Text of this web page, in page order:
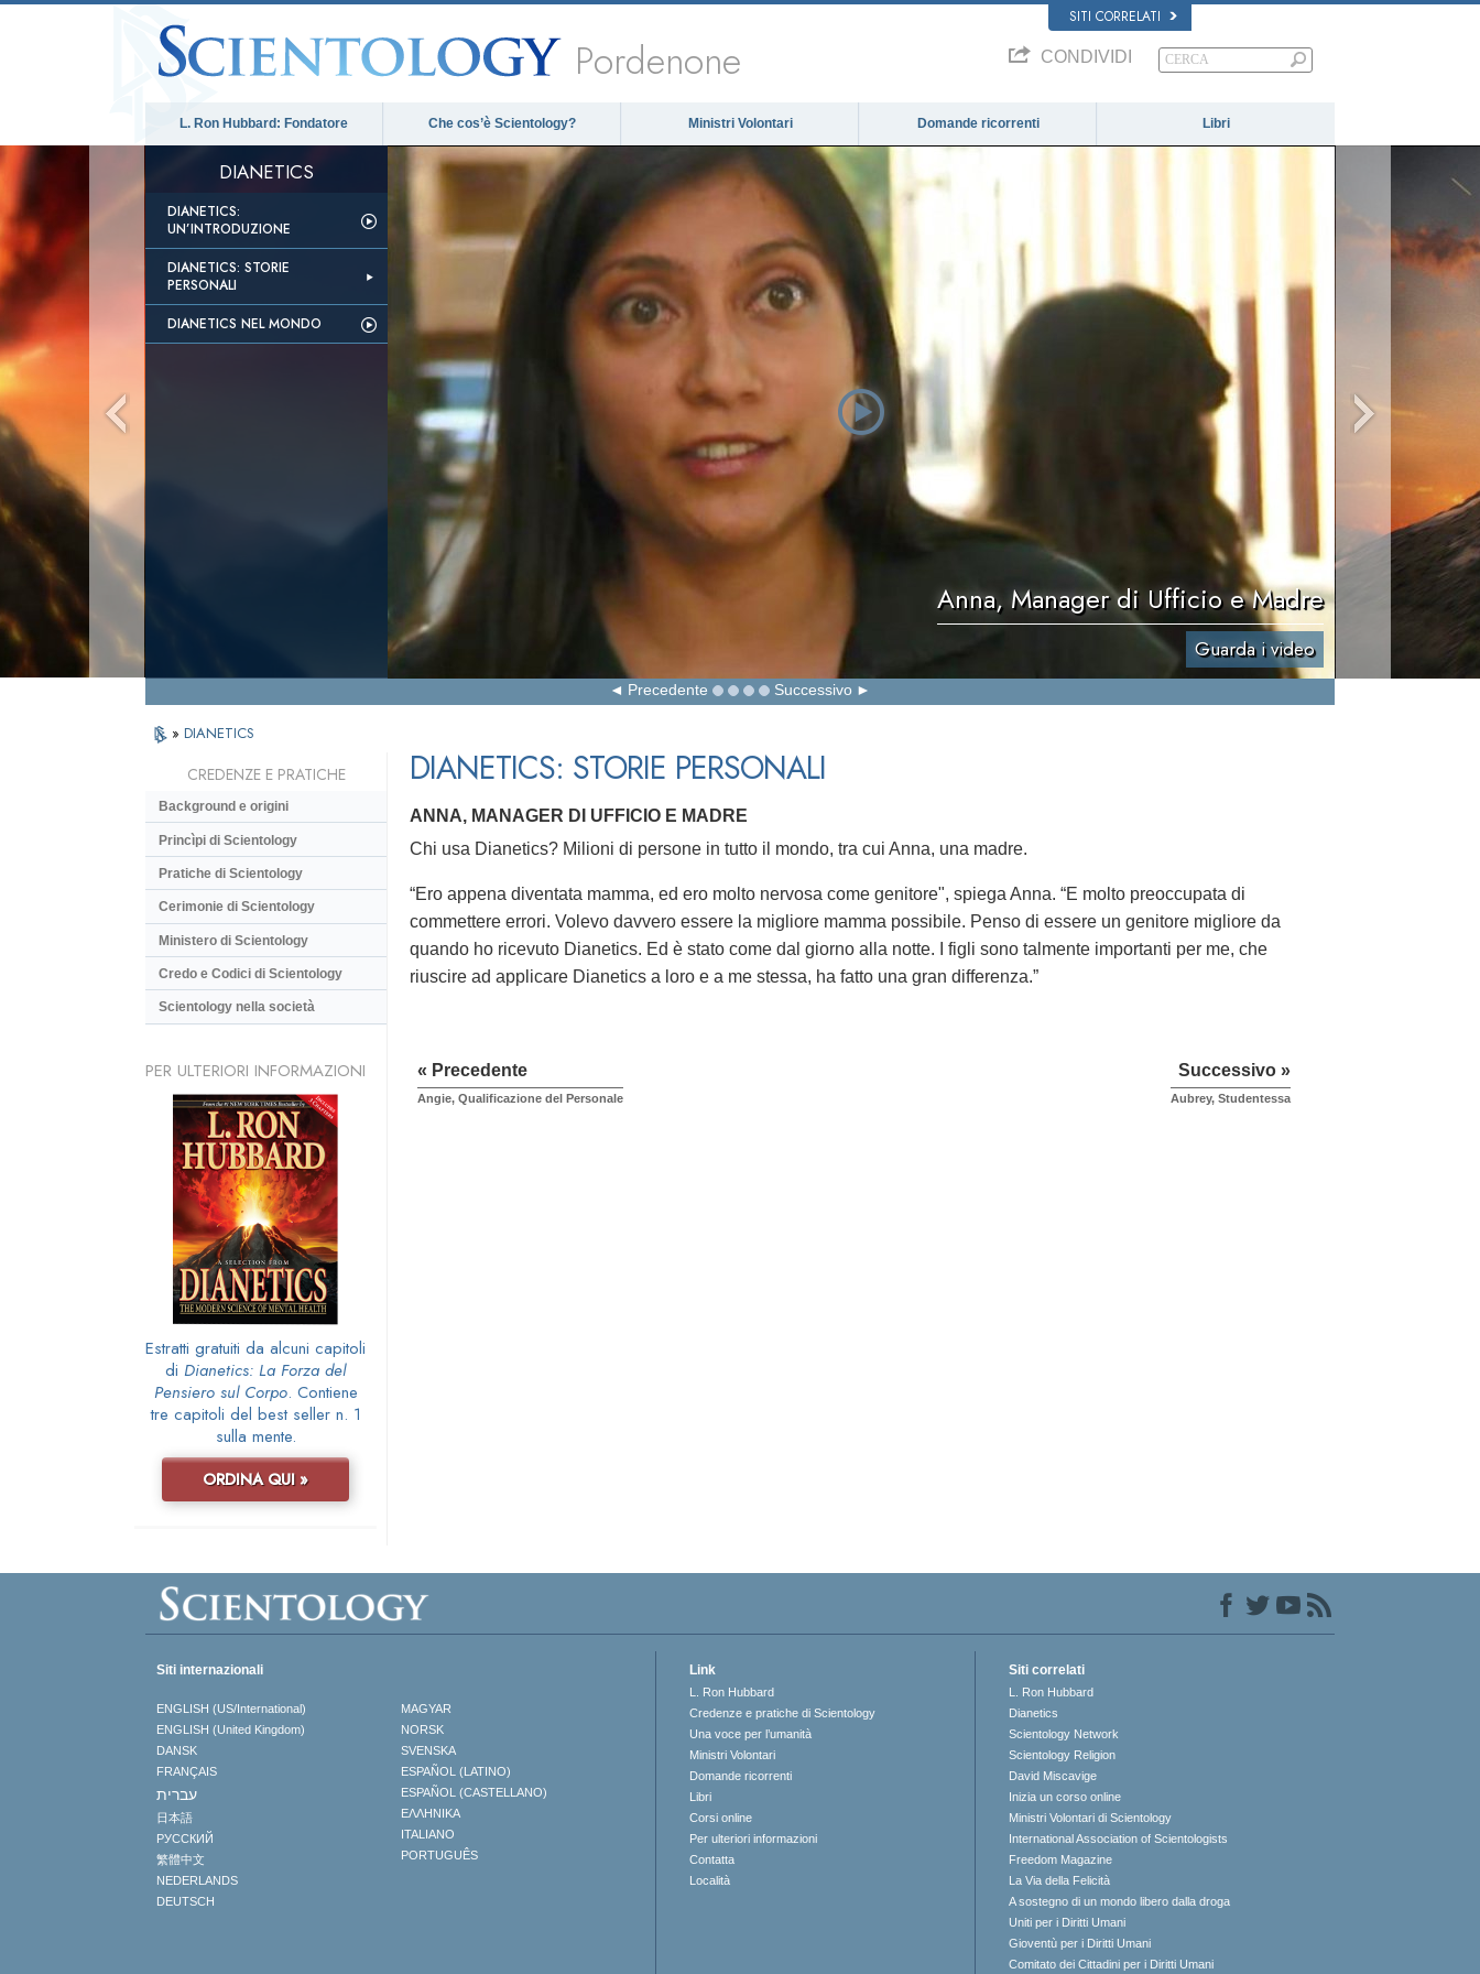
SITI CORRELATI
Pordenone CONDIVIDI
L. Ron Hubbard: Fondatore Che cos’è Scientology? Ministri Volontari Domande ricorrenti Libri
DIANETICS
DIANETICS:
UN’INTRODUZIONE
DIANETICS: STORIE
PERSONALI
DIANETICS NEL MONDO
Anna, Manager di Ufficio e Madre
Guarda i video
Precedente Successivo
» DIANETICS
DIANETICS: STORIE PERSONALI
ANNA, MANAGER DI UFFICIO E MADRE
Chi usa Dianetics? Milioni di persone in tutto il mondo, tra cui Anna, una madre.
“Ero appena diventata mamma, ed ero molto nervosa come genitore", spiega Anna. “E molto preoccupata di
commettere errori. Volevo davvero essere la migliore mamma possibile. Penso di essere un genitore migliore da
quando ho ricevuto Dianetics. Ed è stato come dal giorno alla notte. I figli sono talmente importanti per me, che
riuscire ad applicare Dianetics a loro e a me stessa, ha fatto una gran differenza.”
« Precedente
Angie, Qualificazione del Personale
Successivo »
Aubrey, Studentessa
CREDENZE E PRATICHE
Background e origini
Princìpi di Scientology
Pratiche di Scientology
Cerimonie di Scientology
Ministero di Scientology
Credo e Codici di Scientology
Scientology nella società
PER ULTERIORI INFORMAZIONI
Estratti gratuiti da alcuni capitoli
di Dianetics: La Forza del
Pensiero sul Corpo. Contiene
tre capitoli del best seller n. 1
sulla mente.
ORDINA QUI »
Siti internazionali
ENGLISH (US/International)
ENGLISH (United Kingdom)
DANSK
FRANÇAIS
עברית
日本語
РУССКИЙ
繁體中文
NEDERLANDS
DEUTSCH
MAGYAR
NORSK
SVENSKA
ESPAÑOL (LATINO)
ESPAÑOL (CASTELLANO)
ΕΛΛΗΝΙΚA
ITALIANO
PORTUGUÊS
Link
L. Ron Hubbard
Credenze e pratiche di Scientology
Una voce per l’umanità
Ministri Volontari
Domande ricorrenti
Libri
Corsi online
Per ulteriori informazioni
Contatta
Località
Siti correlati
L. Ron Hubbard
Dianetics
Scientology Network
Scientology Religion
David Miscavige
Inizia un corso online
Ministri Volontari di Scientology
International Association of Scientologists
Freedom Magazine
La Via della Felicità
A sostegno di un mondo libero dalla droga
Uniti per i Diritti Umani
Gioventù per i Diritti Umani
Comitato dei Cittadini per i Diritti Umani